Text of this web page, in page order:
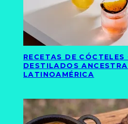
RECETAS DE
DESTILADOS
LATINOAMÉRICA